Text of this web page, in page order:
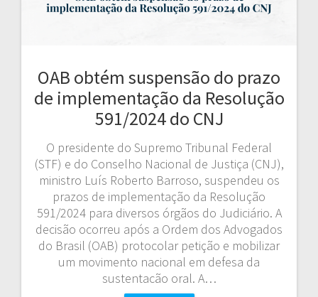
OAB obtém suspensão do prazo
de implementação da Resolução
591/2024 do CNJ
O presidente do Supremo Tribunal Federal
(STF) e do Conselho Nacional de Justiça (CNJ),
ministro Luís Roberto Barroso, suspendeu os
prazos de implementação da Resolução
591/2024 para diversos órgãos do Judiciário. A
decisão ocorreu após a Ordem dos Advogados
do Brasil (OAB) protocolar petição e mobilizar
um movimento nacional em defesa da
sustentacão oral. A…